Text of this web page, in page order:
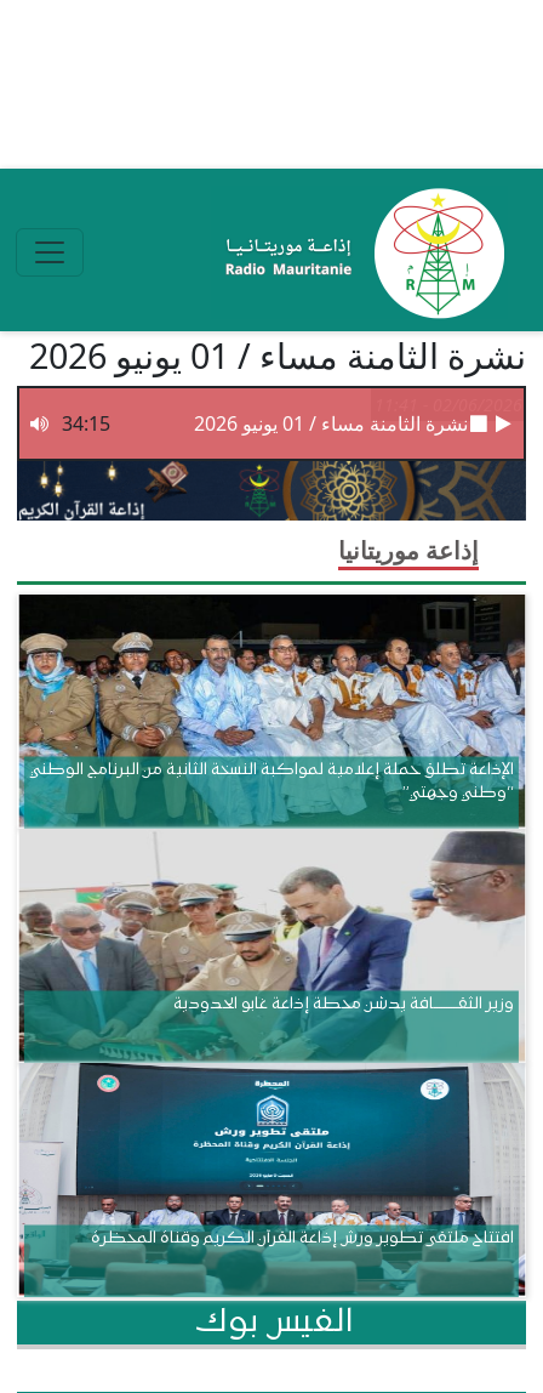
نشرة الثامنة مساء / 01 يونيو 2026
نشرة الثامنة مساء / 01 يونيو 2026 34:15
إذاعة موريتانيا
الإذاعة تطلق حملة إعلامية لمواكبة النسخة الثانية من البرنامج الوطني
“وطني وجهتي”
وزير الثقــــــــــافة يدشن محطة إذاعة غابو الحدودية
افتتاح ملتقى تطوير ورش إذاعة القرآن الكريم وقناة المحظرة
الفيس بوك